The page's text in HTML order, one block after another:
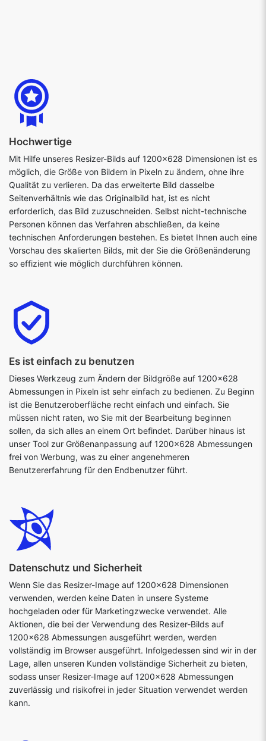
Hochwertige
Mit Hilfe unseres Resizer-Bilds auf 1200x628 Dimensionen ist es
möglich, die Größe von Bildern in Pixeln zu ändern, ohne ihre
Qualität zu verlieren. Da das erweiterte Bild dasselbe
Seitenverhältnis wie das Originalbild hat, ist es nicht
erforderlich, das Bild zuzuschneiden. Selbst nicht-technische
Personen können das Verfahren abschließen, da keine
technischen Anforderungen bestehen. Es bietet Ihnen auch eine
Vorschau des skalierten Bilds, mit der Sie die Größenänderung
so effizient wie möglich durchführen können.
Es ist einfach zu benutzen
Dieses Werkzeug zum Ändern der Bildgröße auf 1200x628
Abmessungen in Pixeln ist sehr einfach zu bedienen. Zu Beginn
ist die Benutzeroberfläche recht einfach und einfach. Sie
müssen nicht raten, wo Sie mit der Bearbeitung beginnen
sollen, da sich alles an einem Ort befindet. Darüber hinaus ist
unser Tool zur Größenanpassung auf 1200x628 Abmessungen
frei von Werbung, was zu einer angenehmeren
Benutzererfahrung für den Endbenutzer führt.
Datenschutz und Sicherheit
Wenn Sie das Resizer-Image auf 1200x628 Dimensionen
verwenden, werden keine Daten in unsere Systeme
hochgeladen oder für Marketingzwecke verwendet. Alle
Aktionen, die bei der Verwendung des Resizer-Bilds auf
1200x628 Abmessungen ausgeführt werden, werden
vollständig im Browser ausgeführt. Infolgedessen sind wir in der
Lage, allen unseren Kunden vollständige Sicherheit zu bieten,
sodass unser Resizer-Image auf 1200x628 Abmessungen
zuverlässig und risikofrei in jeder Situation verwendet werden
kann.